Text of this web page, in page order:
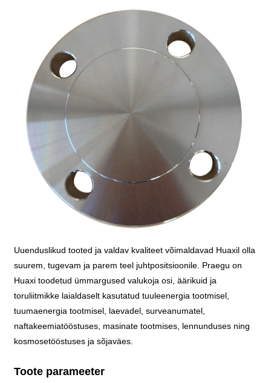
Uuenduslikud tooted ja valdav kvaliteet võimaldavad Huaxil olla
suurem, tugevam ja parem teel juhtpositsioonile. Praegu on
Huaxi toodetud ümmargused valukoja osi, äärikuid ja
toruliitmikke laialdaselt kasutatud tuuleenergia tootmisel,
tuumaenergia tootmisel, laevadel, surveanumatel,
naftakeemiatööstuses, masinate tootmises, lennunduses ning
kosmosetööstuses ja sõjaväes.
Toote parameeter